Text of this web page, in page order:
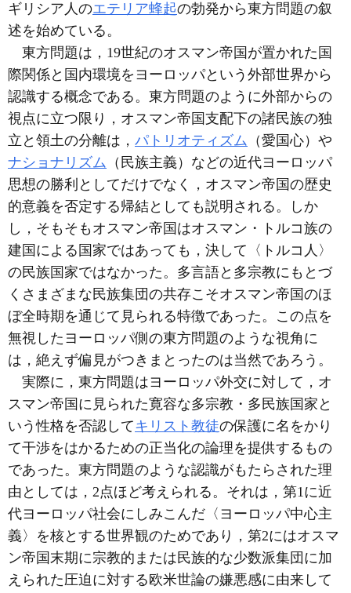
ギリシア人のエテリア蜂起の勃発から東方問題の叙
述を始めている。
東方問題は，19世紀のオスマン帝国が置かれた国
際関係と国内環境をヨーロッパという外部世界から
認識する概念である。東方問題のように外部からの
視点に立つ限り，オスマン帝国支配下の諸民族の独
立と領土の分離は， パトリオティズム （愛国心）や
ナショナリズム （民族主義）などの近代ヨーロッパ
思想の勝利としてだけでなく，オスマン帝国の歴史
的意義を否定する帰結としても説明される。しか
し，そもそもオスマン帝国はオスマン・トルコ族の
建国による国家ではあっても，決して〈トルコ人〉
の民族国家ではなかった。多言語と多宗教にもとづ
くさまざまな民族集団の共存こそオスマン帝国のほ
ぼ全時期を通じて見られる特徴であった。この点を
無視したヨーロッパ側の東方問題のような視角に
は，絶えず偏見がつきまとったのは当然であろう。
実際に，東方問題はヨーロッパ外交に対して，オ
スマン帝国に見られた寛容な多宗教・多民族国家と
いう性格を否認してキリスト教徒の保護に名をかり
て干渉をはかるための正当化の論理を提供するもの
であった。東方問題のような認識がもたらされた理
由としては，2点ほど考えられる。それは，第1に近
代ヨーロッパ社会にしみこんだ〈ヨーロッパ中心主
義〉を核とする世界観のためであり，第2にはオスマ
ン帝国末期に宗教的または民族的な少数派集団に加
えられた圧迫に対する欧米世論の嫌悪感に由来して